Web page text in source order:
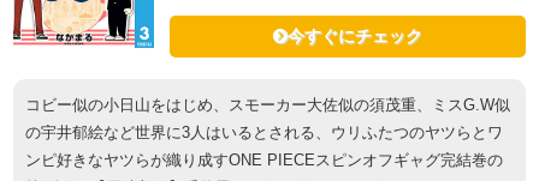
今すぐにチェック
コビー似の小日山をはじめ、スモーカー大佐似の須茂重、ミスG.W似
の宇井郁絵など世界に3人はいるとされる、ウリふたつのヤツらとワ
ンピ好きなヤツらが織り成すONE PIECEスピンオフギャグ完結巻の